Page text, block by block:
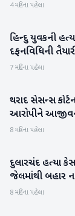
4 મહિના પહેલા
રાષ્ટ્રીય
હિન્દુ યુવકની
દફનવિધિની
7 મહિના પહેલા
બનાસકાંઠા
થરાદ સેસન્સ
આરોપીને
8 મહિના પહેલા
રાષ્ટ્રીય
દુલારચંદ હત્યા
જેલમાંથી બહાર
8 મહિના પહેલા